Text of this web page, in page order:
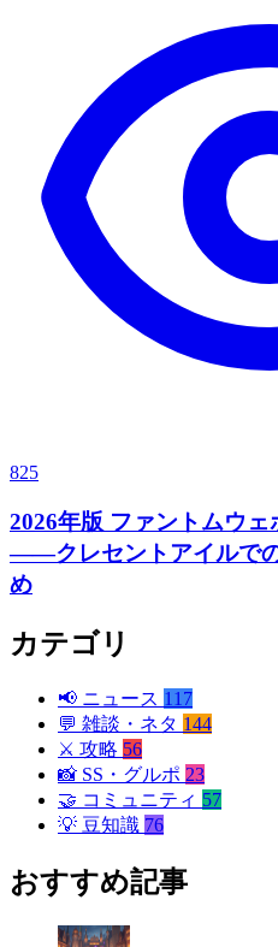
825
2026年版 ファントムウ
——クレセントアイルで
め
カテゴリ
📢 ニュース 117
💬 雑談・ネタ 144
⚔️ 攻略 56
📸 SS・グルポ 23
🤝 コミュニティ 57
💡 豆知識 76
おすすめ記事